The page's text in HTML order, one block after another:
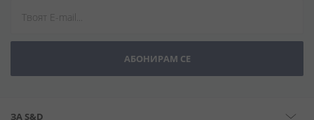
АБОНИРАМ СЕ
ЗА S&D